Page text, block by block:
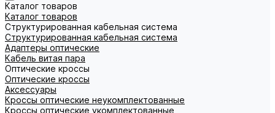
Каталог товаров
Каталог товаров
Структурированная кабельная система
Структурированная кабельная система
Адаптеры оптические
Кабель витая пара
Оптические кроссы
Оптические кроссы
Аксессуары
Кроссы оптические неукомплектованные
Кроссы оптические укомплектованные